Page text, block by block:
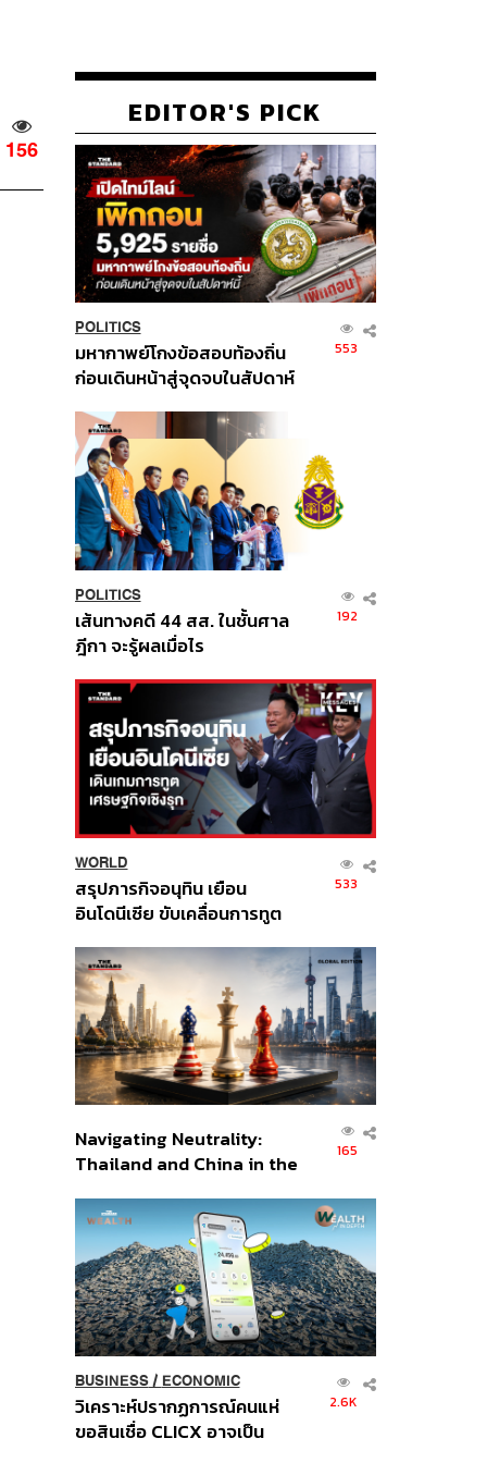
156
EDITOR'S PICK
POLITICS
มหากาพย์โกงข้อสอบท้องถิ่น
ก่อนเดินหน้าสู่จุดจบในสัปดาห์
553
POLITICS
เส้นทางคดี 44 สส. ในชั้นศาล
ฎีกา จะรู้ผลเมื่อไร
192
WORLD
สรุปภารกิจอนุทิน เยือน
อินโดนีเซีย ขับเคลื่อนการทูต
ส่วนยุทธศาสตร์ไทย –
อินโดนีเซีย
533
Navigating Neutrality:
Thailand and China in the
Order
165
BUSINESS/ ECONOMIC
วิเคราะห์ปรากฏการณ์คนแห่
ขอสินเชื่อ CLICX อาจเป็น
2.6K